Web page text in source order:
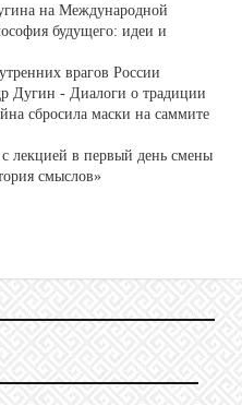
на Международной
будущего: идеи и
врагов России
Дугин - Диалоги о традиции
сбросила маски на саммите
лекцией в первый день смены
смыслов»